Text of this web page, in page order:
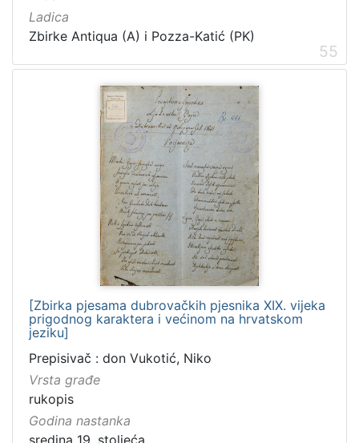
Ladica
Zbirke Antiqua (A) i Pozza-Katić (PK)
55
[Zbirka pjesama dubrovačkih pjesnika XIX. vijeka
prigodnog karaktera i većinom na hrvatskom
jeziku]
Prepisivač : don Vukotić, Niko
Vrsta građe
rukopis
Godina nastanka